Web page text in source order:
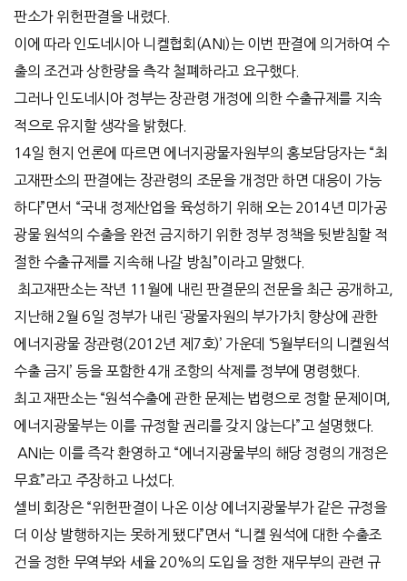
판소가 위헌판결을 내렸다.
이에 따라 인도네시아 니켈협회(ANI)는 이번 판결에 의거하여 수
출의 조건과 상한량을 측각 철폐하라고 요구했다.
그러나 인도네시아 정부는 장관령 개정에 의한 수출규제를 지속
적으로 유지할 생각을 밝혔다.
14일 현지 언론에 따르면 에너지광물자원부의 홍보담당자는 “최
고재판소의 판결에는 장관령의 조문을 개정만 하면 대응이 가능
하다”면서 “국내 정제산업을 육성하기 위해 오는 2014년 미가공
광물 원석의 수출을 완전 금지하기 위한 정부 정책을 뒷받침할 적
절한 수출규제를 지속해 나갈 방침”이라고 말했다.
최고재판소는 작년 11월에 내린 판결문의 전문을 최근 공개하고,
지난해 2월 6일 정부가 내린 ‘광물자원의 부가가치 향상에 관한
에너지광물 장관령(2012년 제7호)’ 가운데 ‘5월부터의 니켈원석
수출 금지’ 등을 포함한 4개 조항의 삭제를 정부에 명령했다.
최고 재판소는 “원석수출에 관한 문제는 법령으로 정할 문제이며,
에너지광물부는 이를 규정할 권리를 갖지 않는다”고 설명했다.
ANI는 이를 즉각 환영하고 “에너지광물부의 해당 정령의 개정은
무효”라고 주장하고 나섰다.
셀비 회장은 “위헌판결이 나온 이상 에너지광물부가 같은 규정을
더 이상 발행하지는 못하게 됐다”면서 “니켈 원석에 대한 수출조
건을 정한 무역부와 세율 20%의 도입을 정한 재무부의 관련 규